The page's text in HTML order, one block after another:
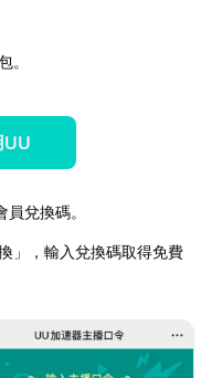
。
UU
兌換碼。
」，輸入兌換碼取得免費